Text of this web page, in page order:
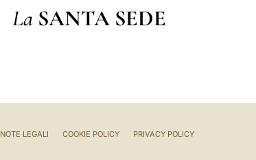
La SANTA SEDE
NOTE LEGALI COOKIE POLICY PRIVACY POLICY